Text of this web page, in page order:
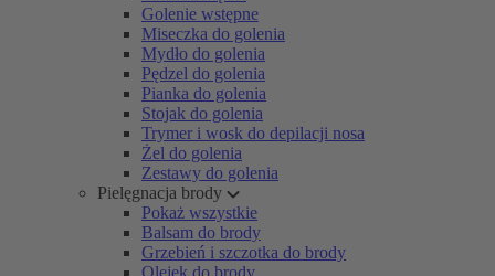
Golenie wstępne
Miseczka do golenia
Mydło do golenia
Pędzel do golenia
Pianka do golenia
Stojak do golenia
Trymer i wosk do depilacji nosa
Żel do golenia
Zestawy do golenia
Pielęgnacja brody
Pokaż wszystkie
Balsam do brody
Grzebień i szczotka do brody
Olejek do brody